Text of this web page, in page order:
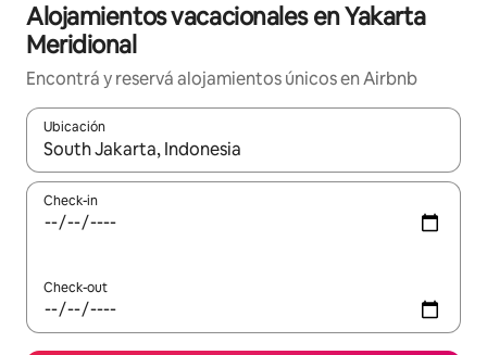
Alojamientos vacacionales en Yakarta
Meridional
Encontrá y reservá alojamientos únicos en Airbnb
Ubicación
Cuando los resultados estén disponibles, navegá con las
Check-in
Check-out